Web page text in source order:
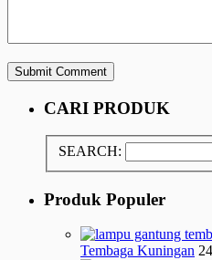
CARI PRODUK
SEARCH:
Produk Populer
Tembaga Kuningan